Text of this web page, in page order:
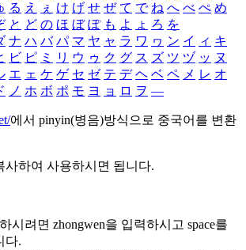
る え ぇ け げ せ ぜ て で ね へ べ ぺ め
と ど の ほ ぼ ぽ も よ ょ ろ を
ナ ハ バ パ マ ヤ ャ ラ ワ ヮ ン イ ィ キ
ビ ピ ミ リ ウ ゥ ク グ ス ズ ツ ヅ ッ ヌ
エ ェ ケ ゲ セ ゼ テ デ ヘ ベ ペ メ レ オ
ノ ホ ボ ポ モ ヨ ョ ロ ヲ ―
에서 pinyin(병음)방식으로 중국어를 변환
사하여 사용하시면 됩니다.
시려면 zhongwen을 입력하시고 space를
다.